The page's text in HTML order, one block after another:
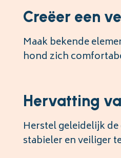
Creëer een
Maak bekende
hond zich
Hervatting
Herstel geleidelijk
stabieler en veiliger